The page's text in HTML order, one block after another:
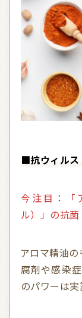
■抗ウィル
今注目：「アロマ精油（エッセンシャルオイ
ル）」の抗菌
アロマ精油のもととなる芳香植物は、紀元前から防
腐剤や感染
のパワーは実